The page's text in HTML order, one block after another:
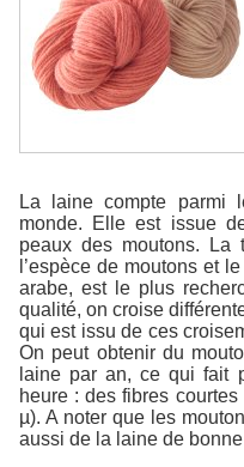
La laine compte parmi
monde. Elle est issue
peaux des moutons. La
l’espèce de moutons et
arabe, est le plus
qualité, on croise
qui est issu de ces
On peut obtenir du
laine par an, ce qui fait
heure : des fibres
µ). A noter que les
aussi de la laine de